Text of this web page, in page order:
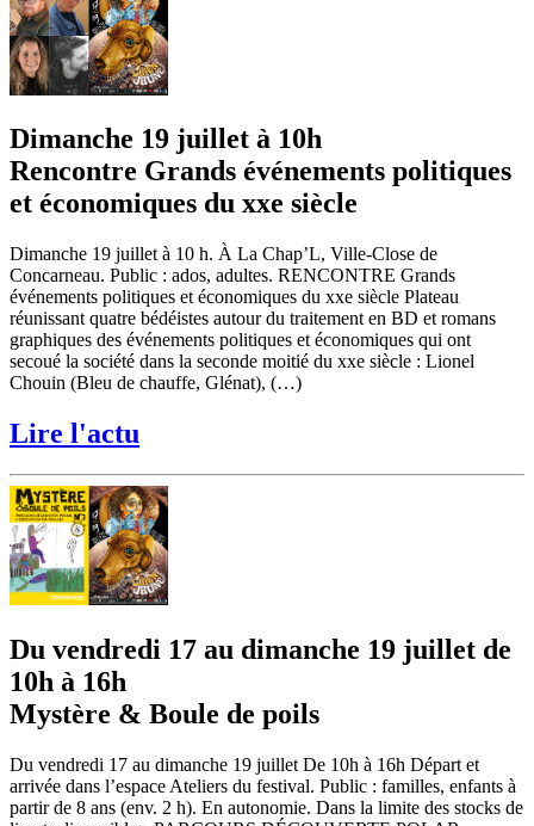
Dimanche 19 juillet à 10h
Rencontre Grands événements politiques
et économiques du xxe siècle
Dimanche 19 juillet à 10 h. À La Chap’L, Ville-Close de
Concarneau. Public : ados, adultes. RENCONTRE Grands
événements politiques et économiques du xxe siècle Plateau
réunissant quatre bédéistes autour du traitement en BD et romans
graphiques des événements politiques et économiques qui ont
secoué la société dans la seconde moitié du xxe siècle : Lionel
Chouin (Bleu de chauffe, Glénat), (…)
Lire l'actu
Du vendredi 17 au dimanche 19 juillet de
10h à 16h
Mystère & Boule de poils
Du vendredi 17 au dimanche 19 juillet De 10h à 16h Départ et
arrivée dans l’espace Ateliers du festival. Public : familles, enfants à
partir de 8 ans (env. 2 h). En autonomie. Dans la limite des stocks de